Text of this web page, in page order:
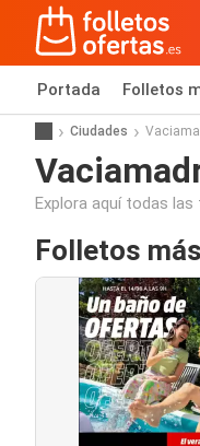
Portada Folletos
Ciudades
Explora aquí todas
Folletos